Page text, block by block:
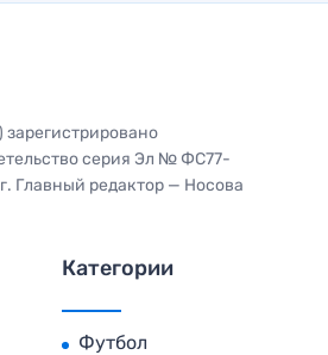
зарегистрировано
серия Эл № ФС77-
Главный редактор — Носова
Категории
Футбол